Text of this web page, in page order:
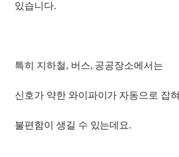
있습니다.
특히 지하철, 버스, 공공장소에서는
신호가 약한 와이파이가 자동으로 잡혀
불편함이 생길 수 있는데요.